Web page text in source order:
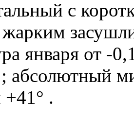
с
января от -
абсолютный
.